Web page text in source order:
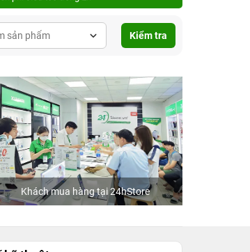
Kiểm tra
Khách mua hàng tại 24hStore